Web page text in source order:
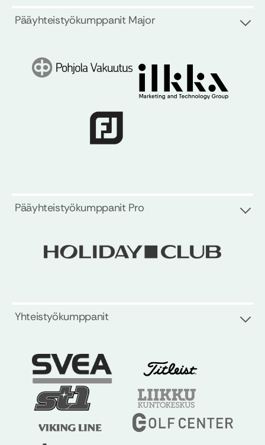
Pääyhteistyökumppanit Major
Pääyhteistyökumppanit Pro
Yhteistyökumppanit